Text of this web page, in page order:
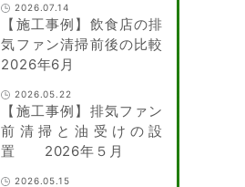
2026.07.14
【施工事例】飲食店の排
気ファン清掃前後の比較
2026年6月
2026.05.22
【施工事例】排気ファン
前清掃と油受けの設
置 2026年５月
2026.05.15